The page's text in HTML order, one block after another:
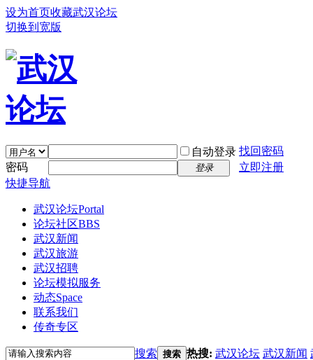
设为首页收藏武汉论坛
切换到宽版
自动登录 找回密码
密码
登录
立即注册
快捷导航
武汉论坛Portal
论坛社区BBS
武汉新闻
武汉旅游
武汉招聘
论坛模拟服务
动态Space
联系我们
传奇专区
搜索 搜索 热搜: 武汉论坛 武汉新闻